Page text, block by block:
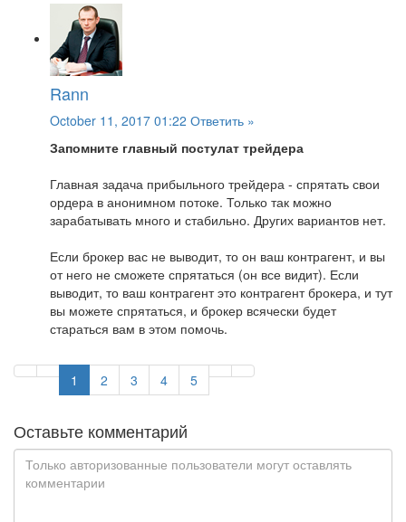
Rann
October 11, 2017 01:22 Ответить »
Запомните главный постулат трейдера
Главная задача прибыльного трейдера - спрятать свои
ордера в анонимном потоке. Только так можно
зарабатывать много и стабильно. Других вариантов нет.
Если брокер вас не выводит, то он ваш контрагент, и вы
от него не сможете спрятаться (он все видит). Если
выводит, то ваш контрагент это контрагент брокера, и тут
вы можете спрятаться, и брокер всячески будет
стараться вам в этом помочь.
1 2 3 4 5
Оставьте комментарий